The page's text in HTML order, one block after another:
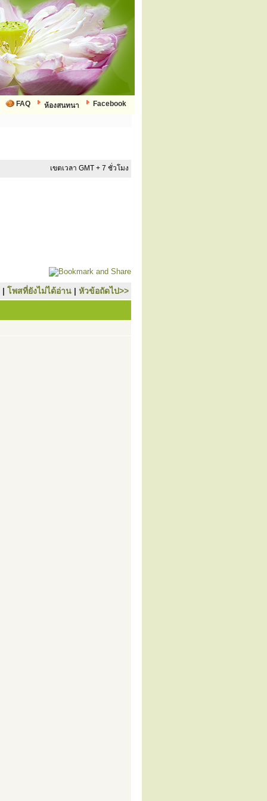
Facebook
ห้องสนทนา
FAQ
เขตเวลา GMT + 7 ชั่วโมง
| โพสที่ยังไม่ได้อ่าน | หัวข้อถัดไป>>